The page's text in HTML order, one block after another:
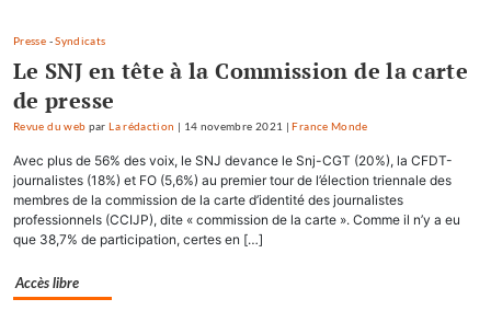
Presse -Syndicats
Le SNJ en tête à la Commission de la carte
de presse
Revue du web parLa rédaction | 14 novembre 2021 |France Monde
Avec plus de 56% des voix, le SNJ devance le Snj-CGT (20%), la CFDT-
journalistes (18%) et FO (5,6%) au premier tour de l’élection triennale des
membres de la commission de la carte d’identité des journalistes
professionnels (CCIJP), dite « commission de la carte ». Comme il n’y a eu
que 38,7% de participation, certes en […]
Accès libre